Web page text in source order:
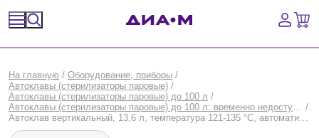
Оборудование, приборы
Расходные материалы, пластик, стекло
На главную / Оборудование, приборы /
Автоклавы (стерилизаторы паровые) /
Автоклавы (стерилизаторы паровые) до 100 л /
Автоклавы (стерилизаторы паровые) до 100 л: временно недоступные товары
/
Автоклав вертикальный, 13,6 л, температура 121-135 °С, автоматический, Steroclaves 50X-240V, WAF